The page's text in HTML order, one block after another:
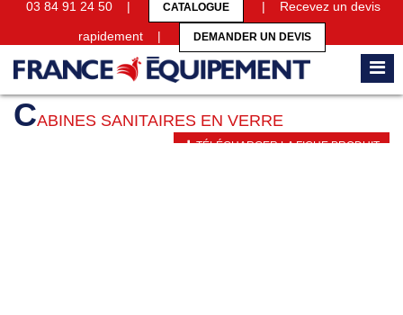
03 84 91 24 50 | CATALOGUE | Recevez un devis
rapidement | DEMANDER UN DEVIS
Accueil Cabines sanitaires Cabines sanitaires en verre
CABINES SANITAIRES EN VERRE
TÉLÉCHARGER LA FICHE PRODUIT